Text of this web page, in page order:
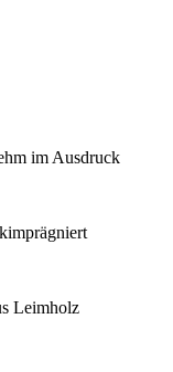
im Ausdruck
Leimholz